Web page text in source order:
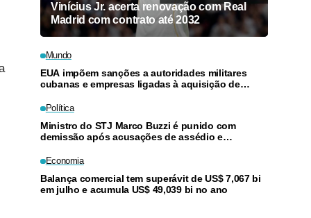
Vinícius Jr. acerta renovação com Real
Madrid com contrato até 2032
Mundo
EUA impõem sanções a autoridades militares
cubanas e empresas ligadas à aquisição de
Política
Ministro do STJ Marco Buzzi é punido com
demissão após acusações de assédio e
Economia
Balança comercial tem superávit de US$ 7,067 bi
em julho e acumula US$ 49,039 bi no ano